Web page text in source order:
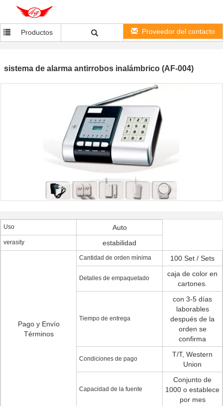
Productos Proveedor del contacto
sistema de alarma antirrobos inalámbrico (AF-004)
Uso Auto
verasity estabilidad
Pago y Envío
Términos
Cantidad de orden mínima 100 Set / Sets
Detalles de empaquetado
caja de color en
cartones.
Tiempo de entrega
con 3-5 días
laborables
después de la
orden se
confirma
Condiciones de pago
T/T, Western
Union
Capacidad de la fuente
Conjunto de
1000 o establece
por mes